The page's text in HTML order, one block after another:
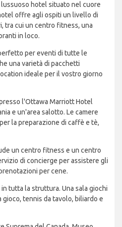
hotel situato nel cuore
offre agli ospiti un livello di
tra cui un centro fitness, una
in loco.
per eventi di tutte le
una varietà di pacchetti
ideale per il vostro giorno
l'Ottawa Marriott Hotel
e un'area salotto. Le camere
la preparazione di caffè e tè,
un centro fitness e un centro
di concierge per assistere gli
per cene.
tutta la struttura. Una sala giochi
tennis da tavolo, biliardo e